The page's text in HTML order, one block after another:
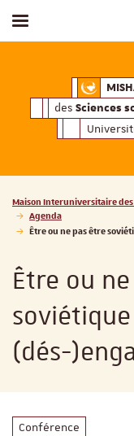
des Sciences
Afficher / masquer le
Vous êtes ici :
Maison Interuniversitaire des
Agenda
Être ou ne pas être
Être ou
(dés-
Conférence